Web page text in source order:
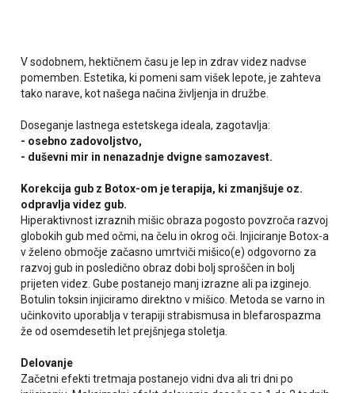
V sodobnem, hektičnem času je lep in zdrav videz nadvse
pomemben. Estetika, ki pomeni sam višek lepote, je zahteva
tako narave, kot našega načina življenja in družbe.
Doseganje lastnega estetskega ideala, zagotavlja:
- osebno zadovoljstvo,
- duševni mir in nenazadnje dvigne samozavest.
Korekcija gub z Botox-om je terapija, ki zmanjšuje oz.
odpravlja videz gub.
Hiperaktivnost izraznih mišic obraza pogosto povzroča razvoj
globokih gub med očmi, na čelu in okrog oči. Injiciranje Botox-a
v želeno območje začasno umrtviči mišico(e) odgovorno za
razvoj gub in posledično obraz dobi bolj sproščen in bolj
prijeten videz. Gube postanejo manj izrazne ali pa izginejo.
Botulin toksin injiciramo direktno v mišico. Metoda se varno in
učinkovito uporablja v terapiji strabismusa in blefarospazma
že od osemdesetih let prejšnjega stoletja.
Delovanje
Začetni efekti tretmaja postanejo vidni dva ali tri dni po